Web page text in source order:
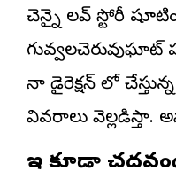
చెన్నై లవ్ స్టోరీ
గువ్వలచెరువుఘాట్
నా డైరెక్షన్ లో
వివరాలు వెల్లడిస్తా.
ఇవి కూడా